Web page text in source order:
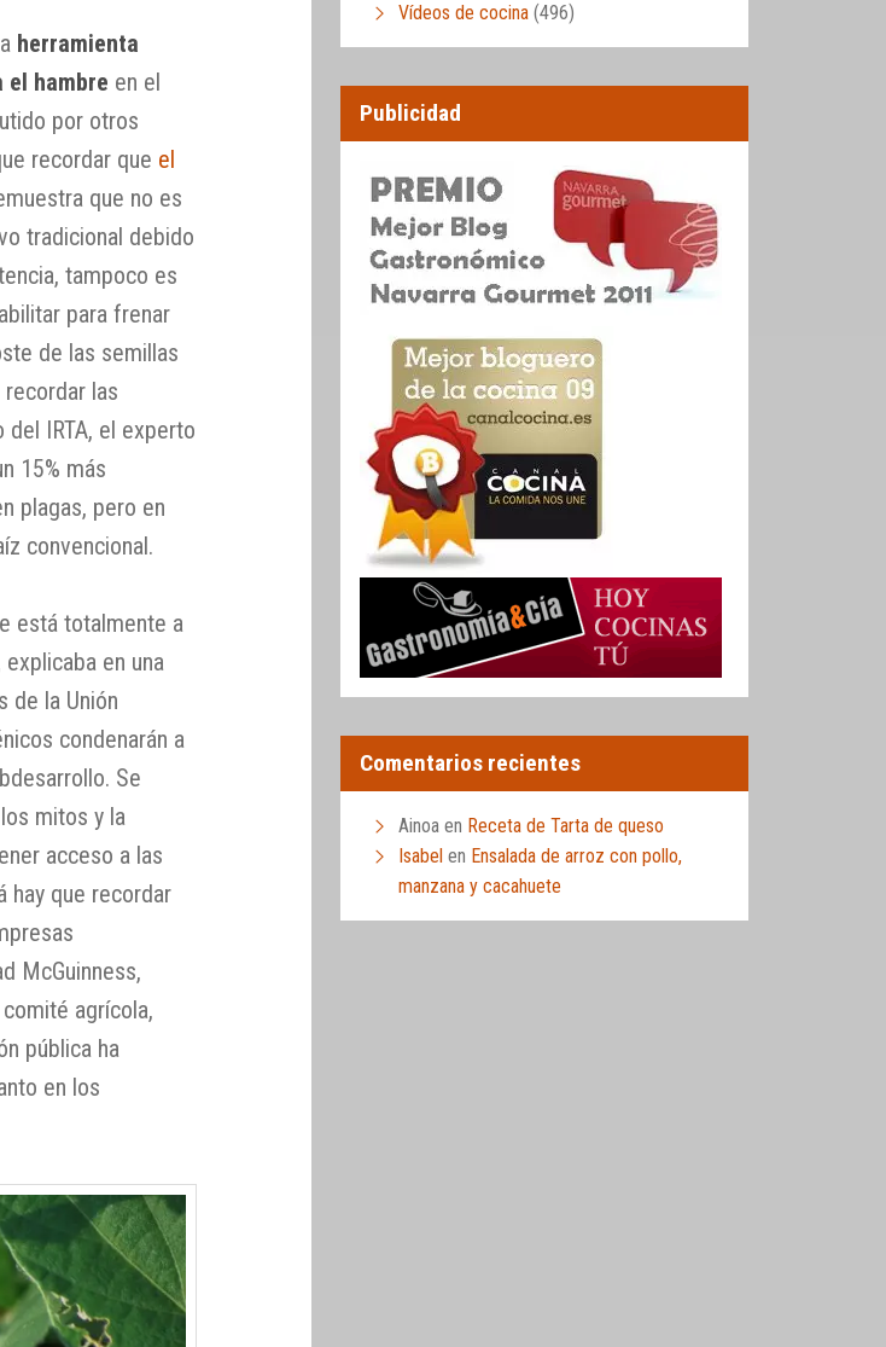
herramienta
el hambre en el
por otros
recordar que el
que no es
tradicional debido
tampoco es
para frenar
de las semillas
las
IRTA, el experto
15% más
plagas, pero en
convencional.
está totalmente a
en una
de la Unión
condenarán a
Se
mitos y la
acceso a las
hay que recordar
McGuinness,
agrícola,
pública ha
en los
Vídeos de cocina (496)
Publicidad
Comentarios recientes
Ainoa en Receta de Tarta de queso
Isabel en Ensalada de arroz con pollo,
manzana y cacahuete